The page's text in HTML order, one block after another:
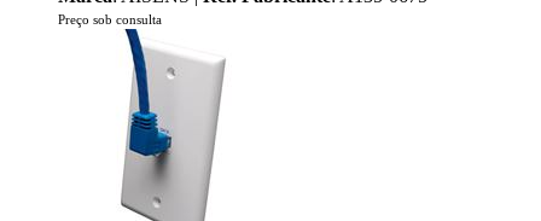
Preço sob consulta